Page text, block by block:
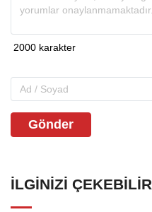
Gönder
İLGINIZI ÇEKEBILIR